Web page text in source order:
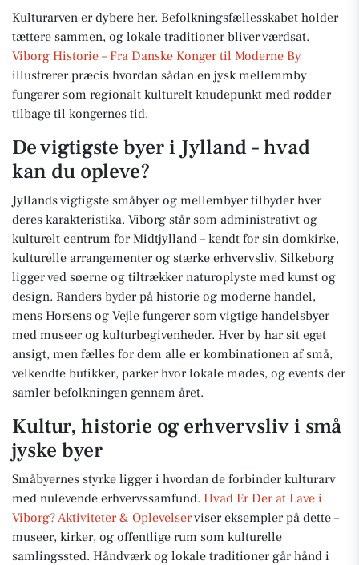
Kulturarven er dybere her. Befolkningsfællesskabet holder
tættere sammen, og lokale traditioner bliver værdsat.
Viborg Historie – Fra Danske Konger til Moderne By
illustrerer præcis hvordan sådan en jysk mellemmby
fungerer som regionalt kulturelt knudepunkt med rødder
tilbage til kongernes tid.
De vigtigste byer i Jylland – hvad
kan du opleve?
Jyllands vigtigste småbyer og mellembyer tilbyder hver
deres karakteristika. Viborg står som administrativt og
kulturelt centrum for Midtjylland – kendt for sin domkirke,
kulturelle arrangementer og stærke erhvervsliv. Silkeborg
ligger ved søerne og tiltrækker naturoplyste med kunst og
design. Randers byder på historie og moderne handel,
mens Horsens og Vejle fungerer som vigtige handelsbyer
med museer og kulturbegivenheder. Hver by har sit eget
ansigt, men fælles for dem alle er kombinationen af små,
velkendte butikker, parker hvor lokale mødes, og events der
samler befolkningen gennem året.
Kultur, historie og erhvervsliv i små
jyske byer
Småbyernes styrke ligger i hvordan de forbinder kulturarv
med nulevende erhvervssamfund. Hvad Er Der at Lave i
Viborg? Aktiviteter & Oplevelserviser eksempler på dette –
museer, kirker, og offentlige rum som kulturelle
samlingssted. Håndværk og lokale traditioner går hånd i